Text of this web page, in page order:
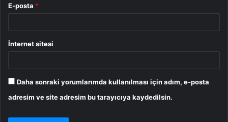
E-posta *
İnternet sitesi
Daha sonraki yorumlarımda kullanılması için adım, e-posta
adresim ve site adresim bu tarayıcıya kaydedilsin.